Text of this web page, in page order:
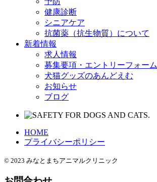
健康診断
シニアケア
抗菌薬（抗生物質）について
新着情報
求人情報
募集要項・エントリーフォーム
犬猫グッズのあんどえむ
お知らせ
ブログ
HOME
プライバシーポリシー
© 2023 みなとまちアニマルクリニック